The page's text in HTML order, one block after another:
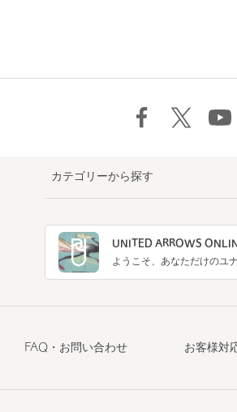
カテゴリーから探す
UNITED ARROWS
ようこそ、あなただけのユ
FAQ・お問い合わせ お客様対